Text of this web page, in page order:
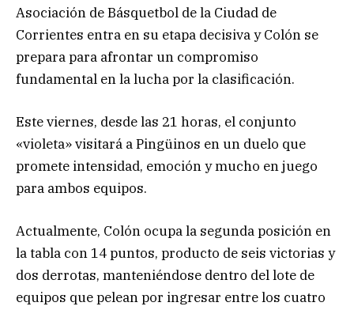
Asociación de Básquetbol de la Ciudad de
Corrientes entra en su etapa decisiva y Colón se
prepara para afrontar un compromiso
fundamental en la lucha por la clasificación.
Este viernes, desde las 21 horas, el conjunto
«violeta» visitará a Pingüinos en un duelo que
promete intensidad, emoción y mucho en juego
para ambos equipos.
Actualmente, Colón ocupa la segunda posición en
la tabla con 14 puntos, producto de seis victorias y
dos derrotas, manteniéndose dentro del lote de
equipos que pelean por ingresar entre los cuatro